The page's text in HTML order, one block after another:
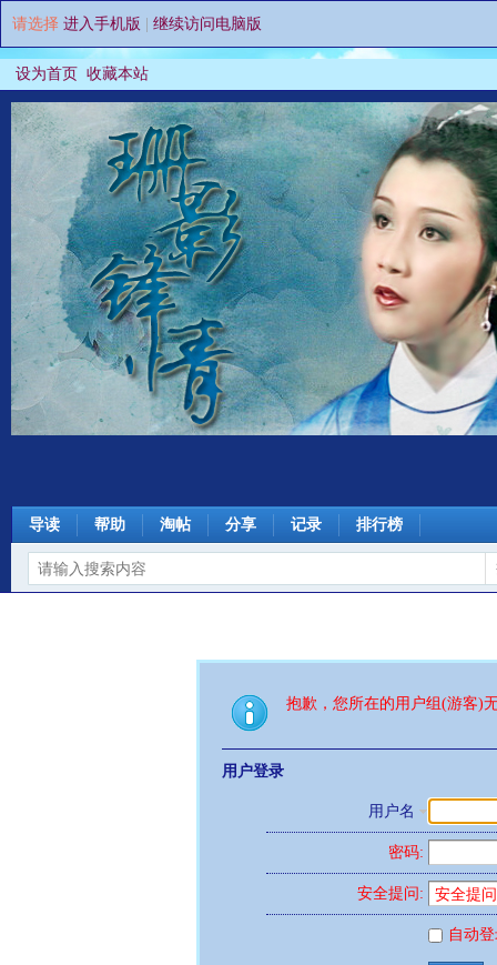
请选择 进入手机版 继续访问电脑版
设为首页 收藏本站
导读 帮助 淘帖 分享 记录 排行榜
抱歉，您所在的用户组(游客)
用户登录
用户名
密码:
安全提问:
自动